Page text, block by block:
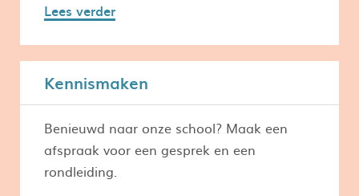
Lees verder
Kennismaken
Benieuwd naar onze school? Maak een
afspraak voor een gesprek en een
rondleiding.